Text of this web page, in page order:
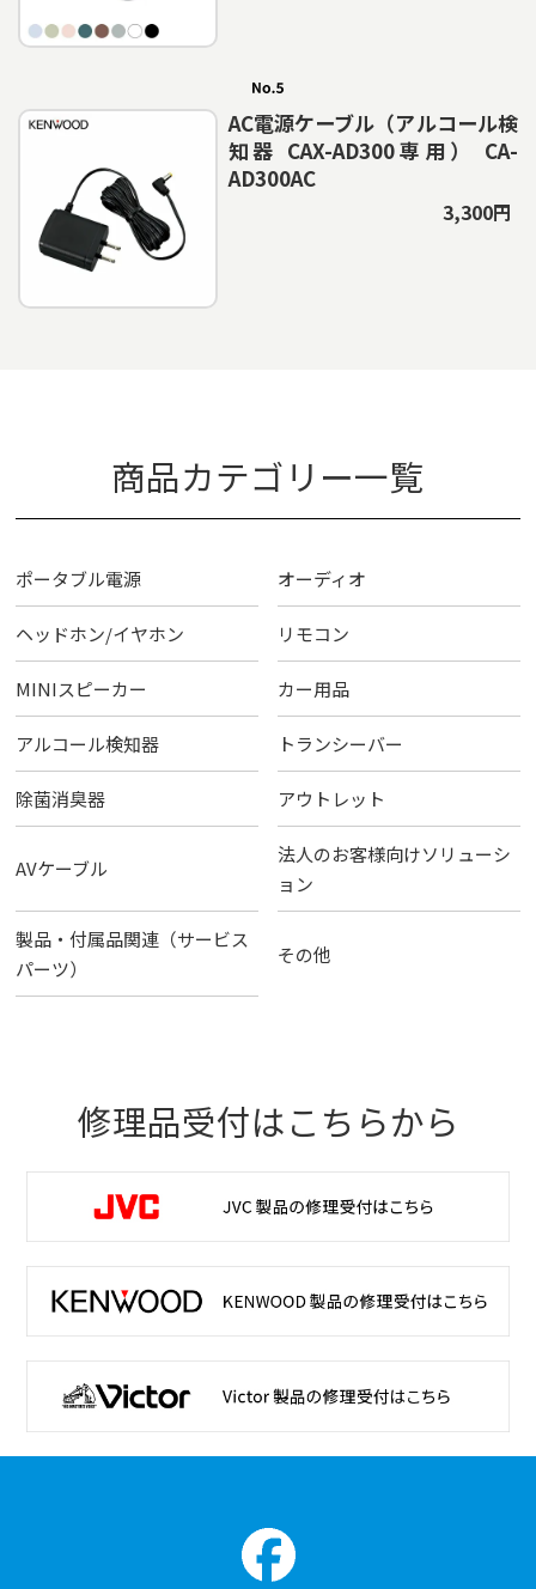
AC電源ケーブル（アルコール検
知器 CAX-AD300専用） CA-
AD300AC
3,300円
商品カテゴリー一覧
ポータブル電源 オーディオ
ヘッドホン/イヤホン リモコン
MINIスピーカー カー用品
アルコール検知器 トランシーバー
除菌消臭器 アウトレット
AVケーブル
法人のお客様向けソリューシ
ョン
製品・付属品関連（サービス
パーツ）
その他
修理品受付はこちらから